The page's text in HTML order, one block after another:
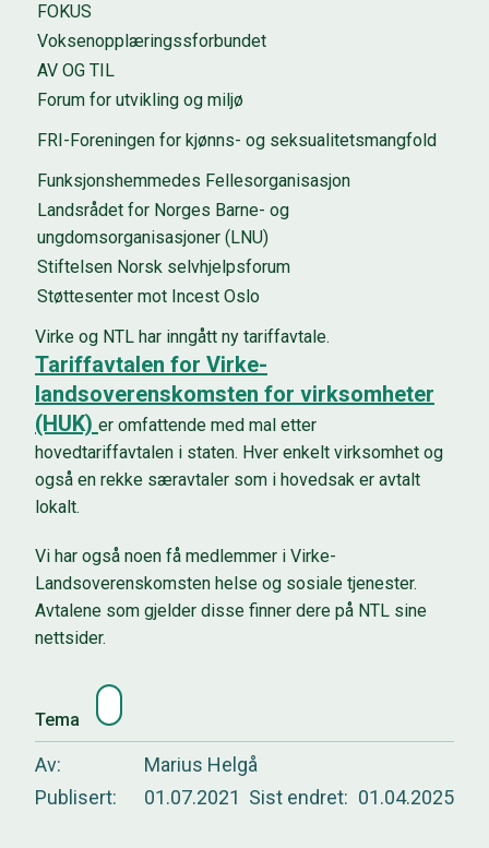
FOKUS
Voksenopplæringssforbundet
AV OG TIL
Forum for utvikling og miljø
FRI-Foreningen for kjønns- og seksualitetsmangfold
Funksjonshemmedes Fellesorganisasjon
Landsrådet for Norges Barne- og
ungdomsorganisasjoner (LNU)
Stiftelsen Norsk selvhjelpsforum
Støttesenter mot Incest Oslo
Virke og NTL har inngått ny tariffavtale.
Tariffavtalen for Virke-
landsoverenskomsten for virksomheter
(HUK) er omfattende med mal etter
hovedtariffavtalen i staten. Hver enkelt virksomhet og
også en rekke særavtaler som i hovedsak er avtalt
lokalt.
Vi har også noen få medlemmer i Virke-
Landsoverenskomsten helse og sosiale tjenester.
Avtalene som gjelder disse finner dere på NTL sine
nettsider.
Tema
Av
Marius Helgå
Publisert
01.07.2021 Sist endret 01.04.2025